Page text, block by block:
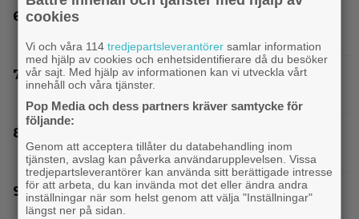
Joel Kinnaman vs Saddam Hussein i ny
James Gunn fyller 60 år – enda filmen han
ångrar är pinsam kalkon från 2013
”The Dark Knight” på plats 3
Nu vet vi vem som spelar skurken Ganondorf i
”The Legend of Zelda”
cookies
Vi och våra 114tredjepartsleverantörer samlar information
med hjälp av cookies och enhetsidentifierare då du besöker
vår sajt. Med hjälp av informationen kan vi utveckla vårt
innehåll och våra tjänster.
Pop Media och dess partners kräver samtycke för
följande:
Genom att acceptera tillåter du databehandling inom
tjänsten, avslag kan påverka användarupplevelsen. Vissa
tredjepartsleverantörer kan använda sitt berättigade intresse
för att arbeta, du kan invända mot det eller ändra andra
inställningar när som helst genom att välja "Inställningar"
längst ner på sidan.